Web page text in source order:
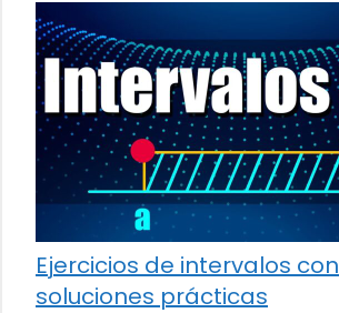
Ejercicios de intervalos con
soluciones prácticas